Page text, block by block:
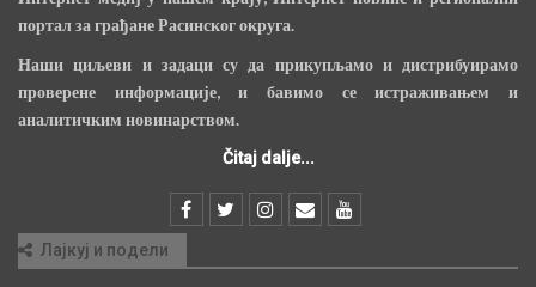
портал за грађане Расинског округа.
Наши циљеви и задаци су да прикупљамо и дистрибуирамо
проверене информације, и бавимо се истраживањем и
аналитичким новинарством.
Čitaj dalje...
Лајкуј и подели